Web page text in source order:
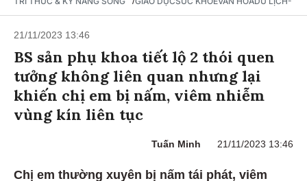
21/11/2023 13:46
BS sản phụ khoa tiết lộ 2 thói quen
tưởng không liên quan nhưng lại
khiến chị em bị nấm, viêm nhiễm
vùng kín liên tục
Tuấn Minh 21/11/2023 13:46
Chị em thường xuyên bị nấm tái phát, viêm